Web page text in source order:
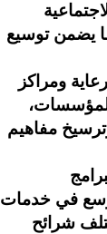
يضمن توسيع
ومراكز
مفاهيم
في خدمات
شرائح